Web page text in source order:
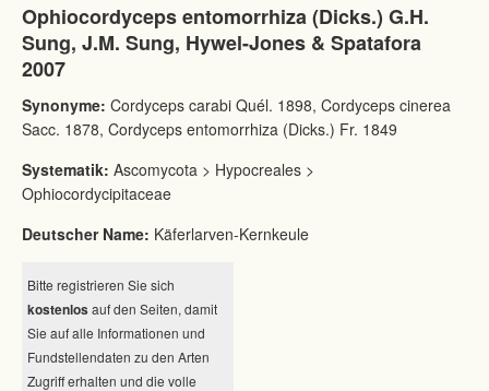
Ophiocordyceps entomorrhiza (Dicks.) G.H.
Sung, J.M. Sung, Hywel-Jones & Spatafora
2007
Synonyme: Cordyceps carabi Quél. 1898, Cordyceps cinerea
Sacc. 1878, Cordyceps entomorrhiza (Dicks.) Fr. 1849
Systematik: Ascomycota > Hypocreales >
Ophiocordycipitaceae
Deutscher Name: Käferlarven-Kernkeule
Bitte registrieren Sie sich
kostenlos auf den Seiten, damit
Sie auf alle Informationen und
Fundstellendaten zu den Arten
Zugriff erhalten und die volle